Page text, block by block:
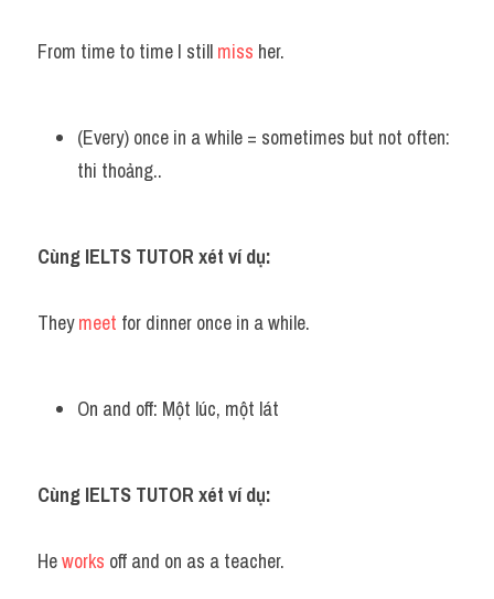
From time to time I still miss her.
(Every) once in a while = sometimes but not often:
thi thoảng..
Cùng IELTS TUTOR xét ví dụ:
They meet for dinner once in a while.
On and off: Một lúc, một lát
Cùng IELTS TUTOR xét ví dụ:
He works off and on as a teacher.